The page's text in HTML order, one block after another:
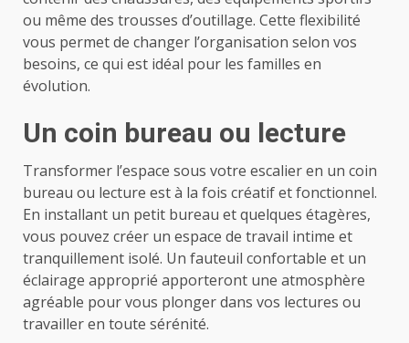
ou même des trousses d’outillage. Cette flexibilité
vous permet de changer l’organisation selon vos
besoins, ce qui est idéal pour les familles en
évolution.
Un coin bureau ou lecture
Transformer l’espace sous votre escalier en un coin
bureau ou lecture est à la fois créatif et fonctionnel.
En installant un petit bureau et quelques étagères,
vous pouvez créer un espace de travail intime et
tranquillement isolé. Un fauteuil confortable et un
éclairage approprié apporteront une atmosphère
agréable pour vous plonger dans vos lectures ou
travailler en toute sérénité.